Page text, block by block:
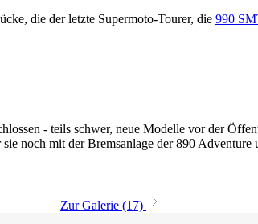
die der letzte Supermoto-Tourer, die 990
- teils schwer, neue Modelle vor der
noch mit der Bremsanlage der 890
Zur Galerie (17)